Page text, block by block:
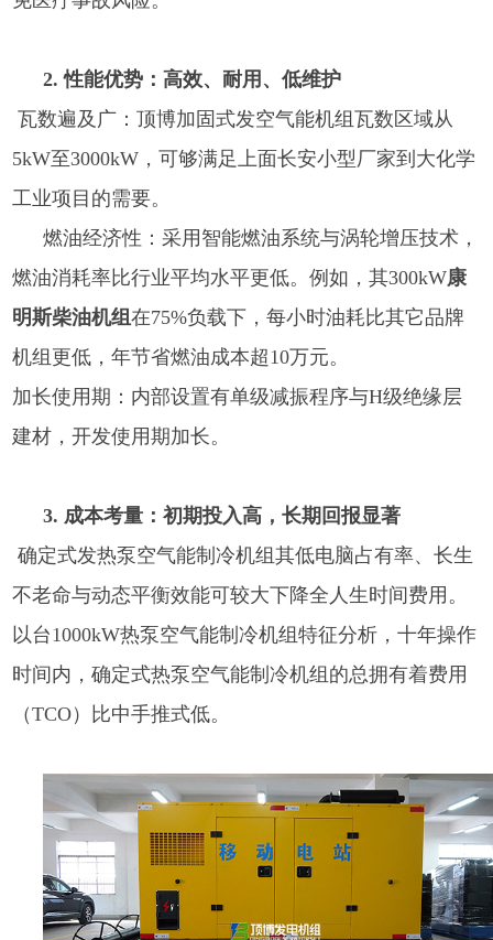
2. 性能优势：高效、耐用、低维护
瓦数遍及广：顶博加固式发空气能机组瓦数区域从
5kW至3000kW，可够满足上面长安小型厂家到大化学
工业项目的需要。
燃油经济性：采用智能燃油系统与涡轮增压技术，
燃油消耗率比行业平均水平更低。例如，其300kW康
明斯柴油机组在75%负载下，每小时油耗比其它品牌
机组更低，年节省燃油成本超10万元。
加长使用期：内部设置有单级减振程序与H级绝缘层
建材，开发使用期加长。
3. 成本考量：初期投入高，长期回报显著
确定式发热泵空气能制冷机组其低电脑占有率、长生
不老命与动态平衡效能可较大下降全人生时间费用。
以台1000kW热泵空气能制冷机组特征分析，十年操作
时间内，确定式热泵空气能制冷机组的总拥有着费用
（TCO）比中手推式低。